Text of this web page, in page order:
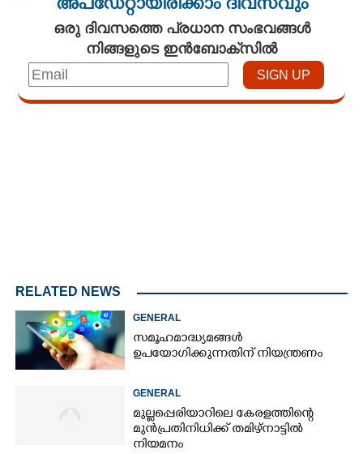
അപ്ഡേറ്റായിരിക്കാം ദിവസവും
ഒരു ദിവസത്തെ പ്രധാന സംഭവങ്ങൾ
നിങ്ങളുടെ ഇൻബോക്സിൽ
RELATED NEWS
GENERAL
സമൂഹമാദ്ധ്യമങ്ങൾ
ഉപയോഗിക്കുന്നതിന് നിയന്ത്രണം
GENERAL
മുല്ലപ്പെരിയാറിലെ കേരളത്തിന്റെ
മുൻപ്രതിനിധിക്ക് തമിഴ്നാട്ടിൽ
നിയമനം